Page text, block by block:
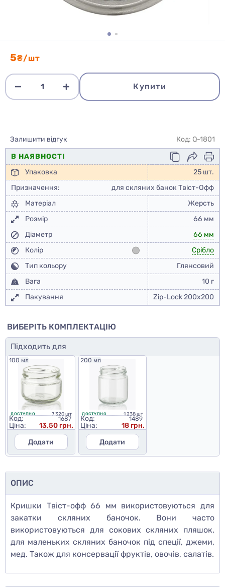
5₴/шт
Купити
Залишити відгук
Код: Q-1801
В НАЯВНОСТІ
Упаковка
25 шт.
Призначення:
для скляних банок Твіст-Офф
Матеріал
Жерсть
Розмір
66 мм
Діаметр
66 мм
Колір
Срібло
Тип кольору
Глянсовий
Вага
10 г
Пакування
Zip-Lock 200x200
ВИБЕРІТЬ КОМПЛЕКТАЦІЮ
Підходить для
100 мл
ДОСТУПНО 7 320 шт
Код: 1687
Ціна:
13,50 грн.
Додати
200 мл
ДОСТУПНО 1 238 шт
Код: 1489
Ціна:
18 грн.
Додати
ОПИС
Кришки Твіст-офф 66 мм використовуються для
закатки скляних баночок. Вони часто
використовуються для сокових скляних пляшок,
для маленьких скляних баночок під спеції, джеми,
мед. Також для консервації фруктів, овочів, салатів.